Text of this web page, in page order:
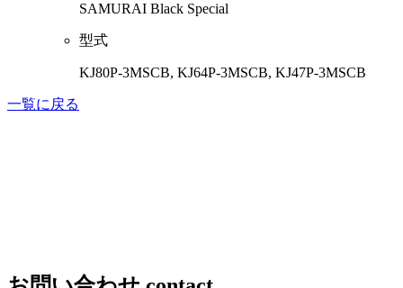
SAMURAI Black Special
型式
KJ80P-3MSCB, KJ64P-3MSCB, KJ47P-3MSCB
一覧に戻る